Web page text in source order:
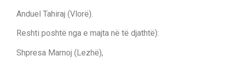
Anduel Tahiraj (Vlorë).
Reshti poshtë nga e majta në të djathtë):
Shpresa Marnoj (Lezhë),